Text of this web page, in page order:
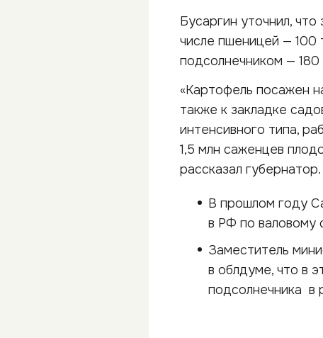
Бусаргин уточнил,
числе пшеницей — 100
подсолнечником — 180
«Картофель посажен
также к закладке
интенсивного типа,
1,5 млн саженцев
рассказал губернатор.
В прошлом году
в РФ по валовому
Заместитель
в облдуме, что в
подсолнечника в